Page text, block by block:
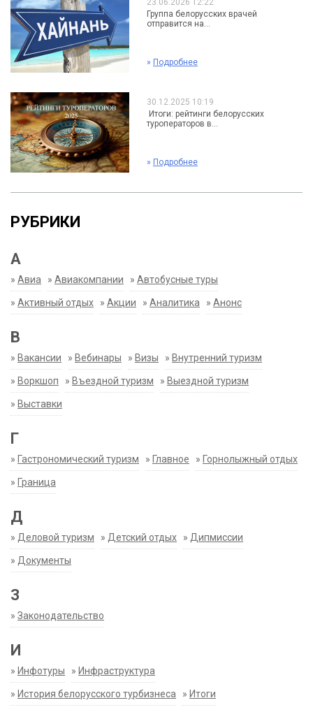
23.06.2026 12:22
Группа белорусских врачей
отправится на...
» Подробнее
30.12.2025 10:19
Итоги: рейтинги белорусских
туроператоров в...
» Подробнее
РУБРИКИ
А
» Авиа » Авиакомпании » Автобусные туры
» Активный отдых » Акции » Аналитика » Анонс
В
» Вакансии » Вебинары » Визы » Внутренний туризм
» Воркшоп » Въездной туризм » Выездной туризм
» Выставки
Г
» Гастрономический туризм » Главное » Горнолыжный отдых
» Граница
Д
» Деловой туризм » Детский отдых » Дипмиссии
» Документы
З
» Законодательство
И
» Инфотуры » Инфраструктура
» История белорусского турбизнеса » Итоги